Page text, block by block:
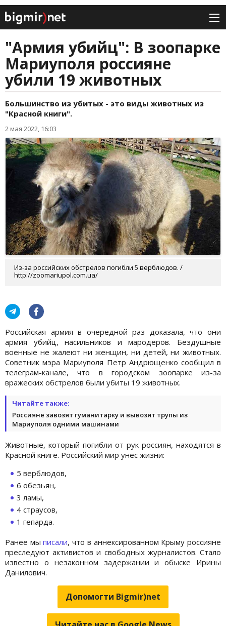
"Армия убийц": В зоопарке
Мариуполя россияне
убили 19 животных
Большинство из убитых - это виды животных из
"Красной книги".
2 мая 2022, 16:03
Из-за российских обстрелов погибли 5 верблюдов. /
http://zoomariupol.com.ua/
Российская армия в очередной раз доказала, что они
армия убийц, насильников и мародеров. Бездушные
военные не жалеют ни женщин, ни детей, ни животных.
Советник мэра Мариуполя Петр Андрющенко сообщил в
телеграм-канале, что в городском зоопарке из-за
вражеских обстрелов были убиты 19 животных.
Читайте также:
Россияне завозят гуманитарку и вывозят трупы из
Мариуполя одними машинами
Животные, который погибли от рук россиян, находятся в
Красной книге. Российский мир унес жизни:
5 верблюдов,
6 обезьян,
3 ламы,
4 страусов,
1 гепарда.
Ранее мыписали, что в аннексированном Крыму россияне
преследуют активистов и свободных журналистов. Стало
известно о незаконном задержании и обыске Ирины
Данилович.
Допомогти Bigmir)net